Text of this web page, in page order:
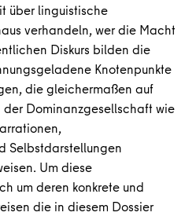
über linguistische
verhandeln, wer die Macht
Diskurs bilden die
Knotenpunkte
die gleichermaßen auf
Dominanzgesellschaft wie
Selbstdarstellungen
Um diese
um deren konkrete und
die in diesem Dossier